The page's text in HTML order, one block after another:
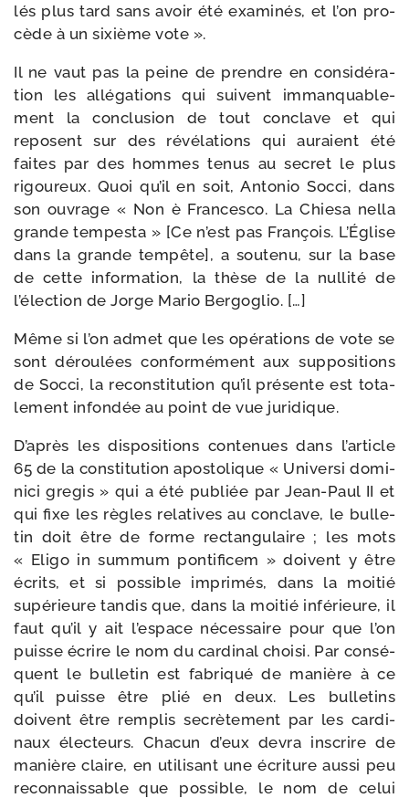
lés plus tard sans avoir été exa­mi­nés, et l’on pro­
cède à un sixième vote ».
Il ne vaut pas la peine de prendre en consi­dé­ra­
tion les allé­ga­tions qui suivent imman­qua­ble­
ment la conclu­sion de tout conclave et qui
reposent sur des révé­la­tions qui auraient été
faites par des hommes tenus au secret le plus
rigou­reux. Quoi qu’il en soit, Antonio Socci, dans
son ouvrage « Non è Francesco. La Chiesa nel­la
grande tem­pes­ta » [Ce n’est pas François. L’Église
dans la grande tem­pête], a sou­te­nu, sur la base
de cette infor­ma­tion, la thèse de la nul­li­té de
l’élection de Jorge Mario Bergoglio. […]
Même si l’on admet que les opé­ra­tions de vote se
sont dérou­lées confor­mé­ment aux sup­po­si­tions
de Socci, la recons­ti­tu­tion qu’il pré­sente est tota­
le­ment infon­dée au point de vue juridique.
D’après les dis­po­si­tions conte­nues dans l’article
65 de la consti­tu­tion apos­to­lique « Universi domi­
ni­ci gre­gis » qui a été publiée par Jean-​Paul II et
qui fixe les règles rela­tives au conclave, le bul­le­
tin doit être de forme rec­tan­gu­laire ; les mots
« Eligo in sum­mum pon­ti­fi­cem » doivent y être
écrits, et si pos­sible impri­més, dans la moi­tié
supé­rieure tan­dis que, dans la moi­tié infé­rieure, il
faut qu’il y ait l’espace néces­saire pour que l’on
puisse écrire le nom du car­di­nal choi­si. Par consé­
quent le bul­le­tin est fabri­qué de manière à ce
qu’il puisse être plié en deux. Les bul­le­tins
doivent être rem­plis secrè­te­ment par les car­di­
naux élec­teurs. Chacun d’eux devra ins­crire de
manière claire, en uti­li­sant une écri­ture aus­si peu
recon­nais­sable que pos­sible, le nom de celui